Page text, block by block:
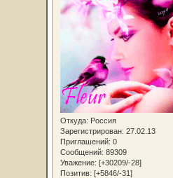
Откуда: Россия
Зарегистрирован: 27.02.13
Приглашений: 0
Сообщений: 89309
Уважение: [+30209/-28]
Позитив: [+5846/-31]